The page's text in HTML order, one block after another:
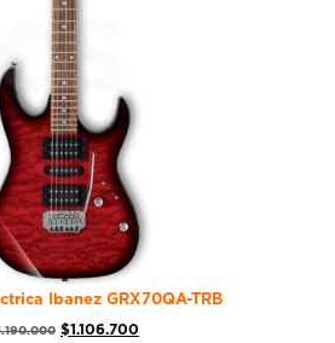
Ibanez GRX70QA-TRB
$1.106.700